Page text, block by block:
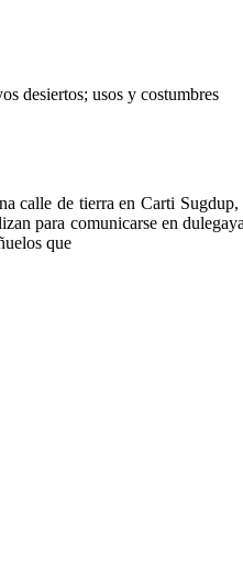
desiertos; usos y costumbres
de tierra en Carti
para comunicarse en
que